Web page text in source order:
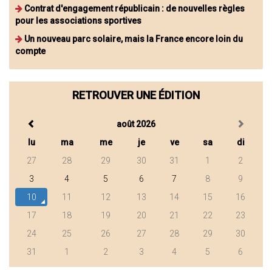
Contrat d'engagement républicain : de nouvelles règles
pour les associations sportives
Un nouveau parc solaire, mais la France encore loin du
compte
RETROUVER UNE ÉDITION
août 2026
lu
ma me je ve sa
di
27
28 29 30 31 1
2
3
4 5 6 7 8
9
10
11 12 13 14 15
16
17
18 19 20 21 22
23
24
25 26 27 28 29
30
31
1 2 3 4 5 6